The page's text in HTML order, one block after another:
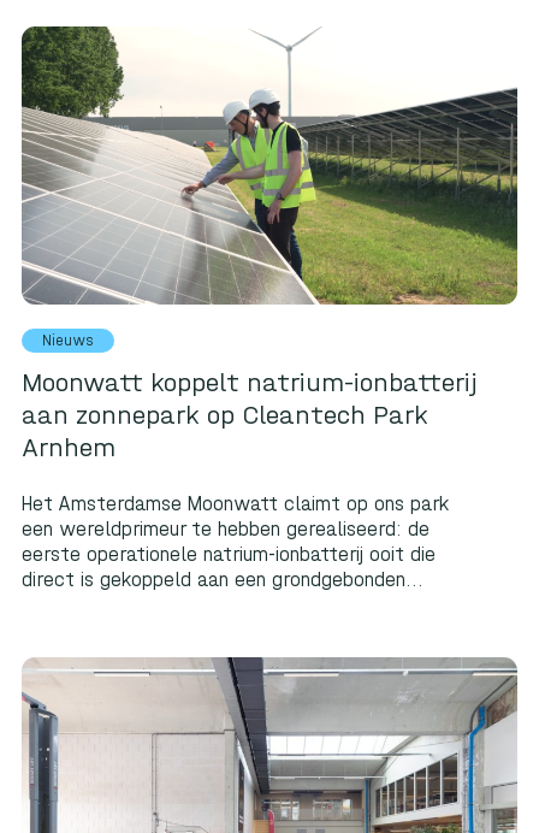
Nieuws
Moonwatt koppelt natrium-ionbatterij
aan zonnepark op Cleantech Park
Arnhem
Het Amsterdamse Moonwatt claimt op ons park
een wereldprimeur te hebben gerealiseerd: de
eerste operationele natrium-ionbatterij ooit die
direct is gekoppeld aan een grondgebonden...